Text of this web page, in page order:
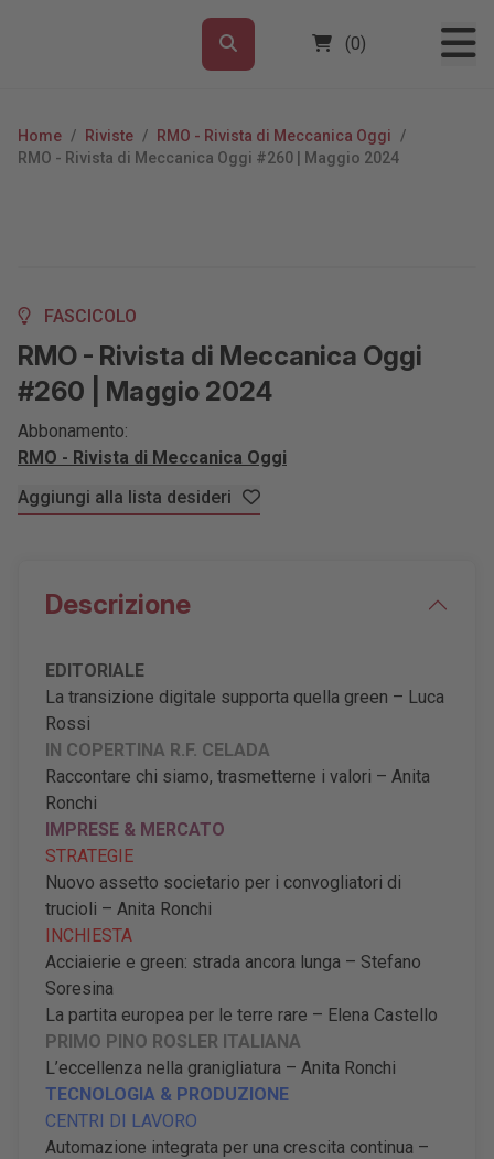
(0)
Home / Riviste / RMO - Rivista di Meccanica Oggi
/
RMO - Rivista di Meccanica Oggi #260 | Maggio 2024
FASCICOLO
RMO - Rivista di Meccanica Oggi
#260 | Maggio 2024
Abbonamento:
RMO - Rivista di Meccanica Oggi
Aggiungi alla lista desideri
Descrizione
EDITORIALE
La transizione digitale supporta quella green – Luca
Rossi
IN COPERTINA R.F. CELADA
Raccontare chi siamo, trasmetterne i valori – Anita
Ronchi
IMPRESE & MERCATO
STRATEGIE
Nuovo assetto societario per i convogliatori di
trucioli – Anita Ronchi
INCHIESTA
Acciaierie e green: strada ancora lunga – Stefano
Soresina
La partita europea per le terre rare – Elena Castello
PRIMO PINO ROSLER ITALIANA
L’eccellenza nella granigliatura – Anita Ronchi
TECNOLOGIA & PRODUZIONE
CENTRI DI LAVORO
Automazione integrata per una crescita continua –